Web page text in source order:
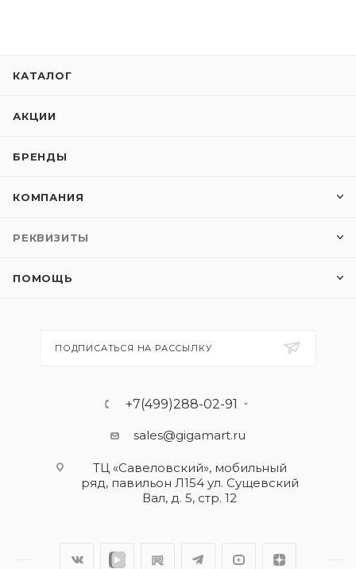
КАТАЛОГ
АКЦИИ
БРЕНДЫ
КОМПАНИЯ
РЕКВИЗИТЫ
ПОМОЩЬ
ПОДПИСАТЬСЯ НА РАССЫЛКУ
+7(499)288-02-91
sales@gigamart.ru
ТЦ «Савеловский», мобильный
ряд, павильон Л154 ул. Сущевский
Вал, д. 5, стр. 12